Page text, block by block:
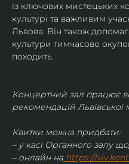
із ключових мистецьких
культурі та важливим
Львова. Він також
культури тимчасово
походить.
Концертний зал працює
рекомендацій Львівської
Квитки можна придбати:
– у касі Органного залу
– онлайн на https://